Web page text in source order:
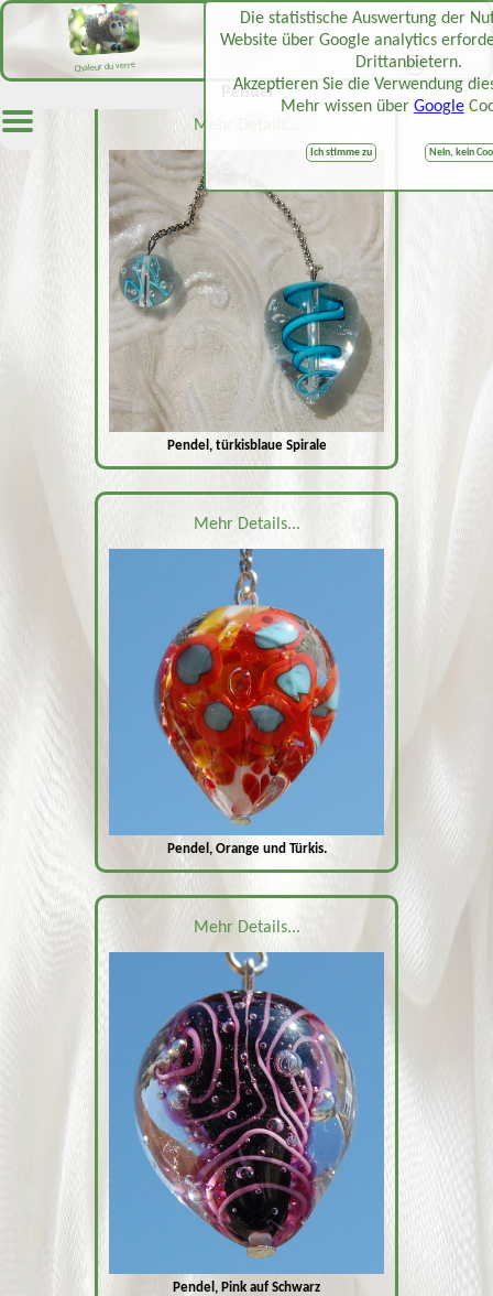
Die statistische Auswertung der
Website über Google analytics
Drittanbietern.
Akzeptieren Sie die Verwendung
Mehr wissen über Google
Ich stimme zu Nein, kein
Chaleur du verre
FR
EN
DE
Pendel
Mehr Details...
Pendel, türkisblaue Spirale
Mehr Details...
Pendel, Orange und Türkis.
Mehr Details...
Pendel, Pink auf Schwarz